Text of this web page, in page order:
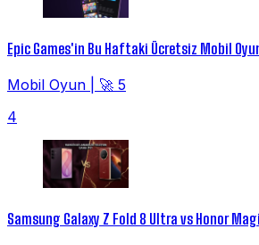
Epic Games'in Bu Haftaki Ücretsiz Mobil
Mobil Oyun
🚀 5
4
Samsung Galaxy Z Fold 8 Ultra vs Honor